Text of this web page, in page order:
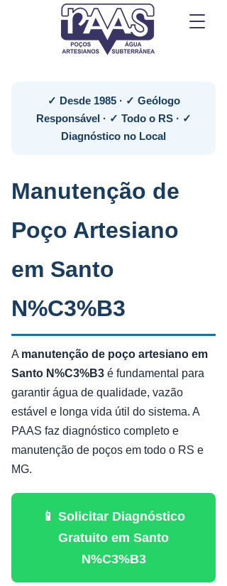
✓ Desde 1985 · ✓ Geólogo
Responsável · ✓ Todo o RS · ✓
Diagnóstico no Local
Manutenção de
Poço Artesiano
em Santo
N%C3%B3
A manutenção de poço artesiano em
Santo N%C3%B3 é fundamental para
garantir água de qualidade, vazão
estável e longa vida útil do sistema. A
PAAS faz diagnóstico completo e
manutenção de poços em todo o RS e
MG.
📱 Solicitar Diagnóstico
Gratuito em Santo
N%C3%B3